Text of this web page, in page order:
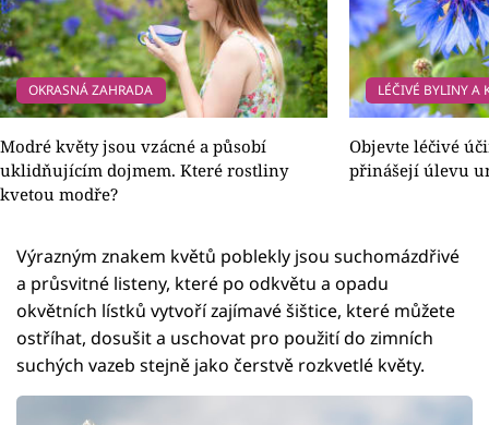
OKRASNÁ ZAHRADA
Modré květy jsou vzácné a působí
uklidňujícím dojmem. Které rostliny
kvetou modře?
LÉČIVÉ BYLINY A
Objevte léčivé
přinášejí úlevu
Výrazným znakem květů poblekly jsou suchomázdřivé
a průsvitné listeny, které po odkvětu a opadu
okvětních lístků vytvoří zajímavé šištice, které můžete
ostříhat, dosušit a uschovat pro použití do zimních
suchých vazeb stejně jako čerstvě rozkvetlé květy.